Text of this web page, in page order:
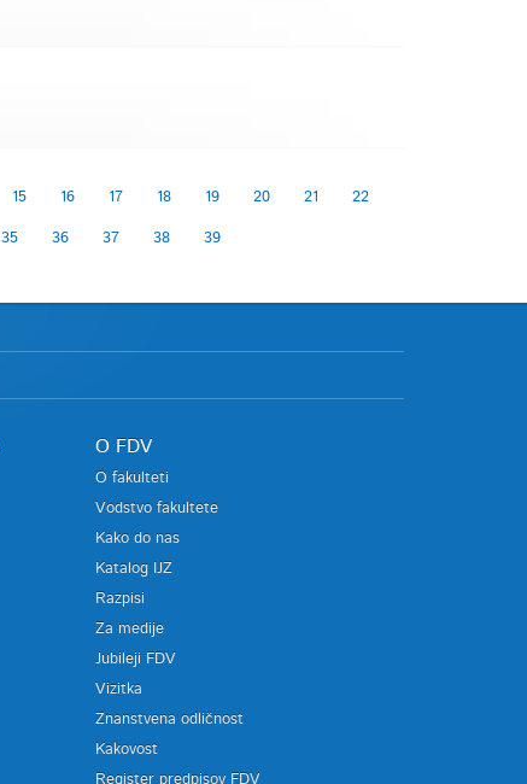
15 16 17 18 19 20 21 22
35 36 37 38 39
O FDV
O fakulteti
Vodstvo fakultete
Kako do nas
Katalog IJZ
Razpisi
Za medije
Jubileji FDV
Vizitka
Znanstvena odličnost
Kakovost
Register predpisov FDV